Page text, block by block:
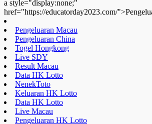
a style="display:none;"
href="https://educatorday2023.com/
Pengeluaran Macau
Pengeluaran China
Togel Hongkong
Live SDY
Result Macau
Data HK Lotto
NenekToto
Keluaran HK Lotto
Data HK Lotto
Live Macau
Pengeluaran HK Lotto